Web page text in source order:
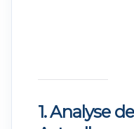
1. Analyse